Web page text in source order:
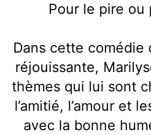
Pour le pire ou
Dans cette
réjouissante,
thèmes qui lui sont
l’amitié, l’amour et
avec la bonne